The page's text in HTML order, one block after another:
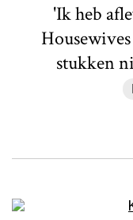
'Ik heb
stukken